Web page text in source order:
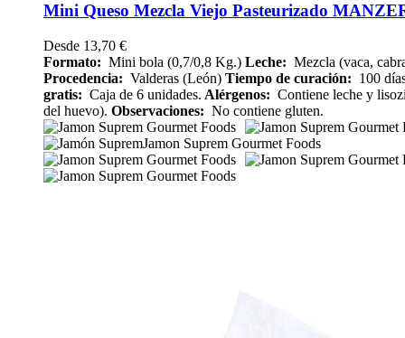
Mini Queso Mezcla Viejo Pasteurizado
Desde 13,70 €
Formato: Mini bola (0,7/0,8 Kg.) Leche: Mezcla (vaca,
Procedencia: Valderas (León) Tiempo de curación: 100
gratis: Caja de 6 unidades. Alérgenos: Contiene leche y
del huevo). Observaciones: No contiene gluten.